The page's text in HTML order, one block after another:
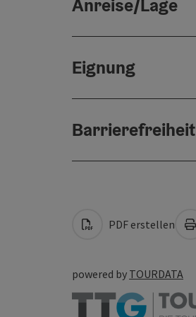
Anreise/Lage
Eignung
Barrierefreiheit
PDF erstellen
powered by TOURDATA